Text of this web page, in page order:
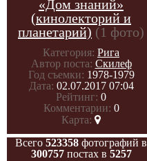
«Дом знаний»
(кинолекторий и
планетарий) (1 фото)
Категория: Рига
Автор поста: Скилеф
Год съемки: 1978-1979
Дата: 02.07.2017 07:04
Рейтинг: 0
Комментарии: 0
Карта:
Всего 523358 фотографий в
300757постах в 5257